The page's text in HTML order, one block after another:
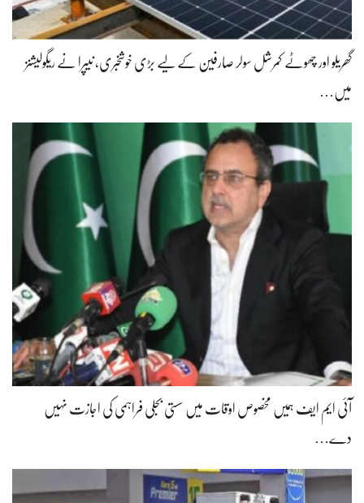
گھریلو اور چھوٹے کمرشل سولر صارفین کے لیے بڑی خوشخبری، نیپرا نے ریگولیشنز
میں…
آئی ایم ایف ہمیں مخصوص اوقات میں سستی بجلی فراہمی کی اجازت نہیں
دے…